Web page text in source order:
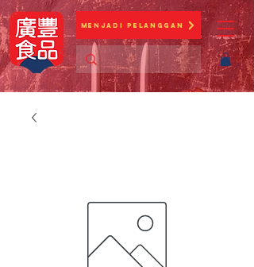
Menjadi Pelanggan